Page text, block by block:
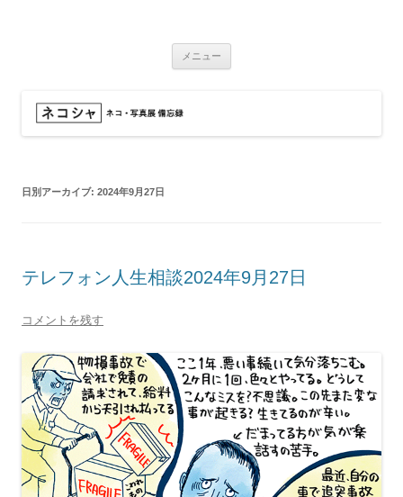
メニュー
日別アーカイブ: 2024年9月27日
テレフォン人生相談2024年9月27日
コメントを残す